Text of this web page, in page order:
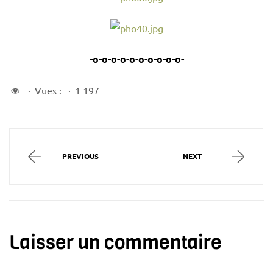
-o-o-o-o-o-o-o-o-o-o-
Vues : 1 197
PREVIOUS NEXT
Laisser un commentaire